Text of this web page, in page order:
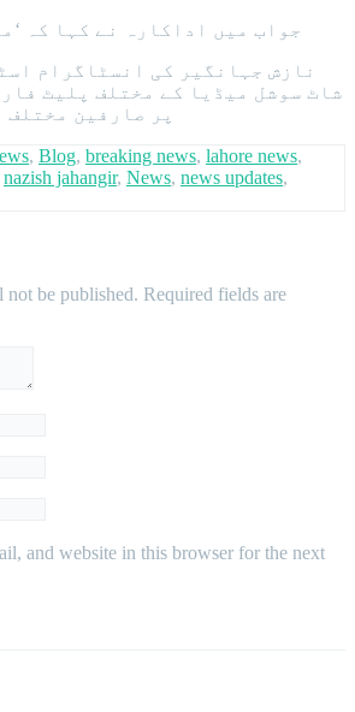
جواب میں اداکارہ نے کہا کہ
نازش جہانگیر کی انسٹاگرام
شاٹ سوشل میڈیا کے مختلف پلیٹ
پر صارفین مختلف
, Blog, breaking news, lahore news,
nazish jahangir, News, news updates,
not be published. Required fields are
and website in this browser for the next